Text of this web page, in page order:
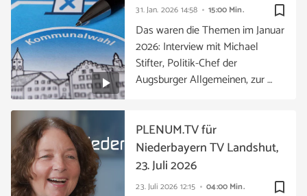
bookmark_border
31. Jan. 2026 14:58 15:00 Min.
Das waren die Themen im Januar
2026: Interview mit Michael
Stifter, Politik-Chef der
Augsburger Allgemeinen, zur …
bookmark_border
23. Juli 2026 12:15 04:00 Min.
PLENUM.TV für
Niederbayern TV Landshut,
23. Juli 2026